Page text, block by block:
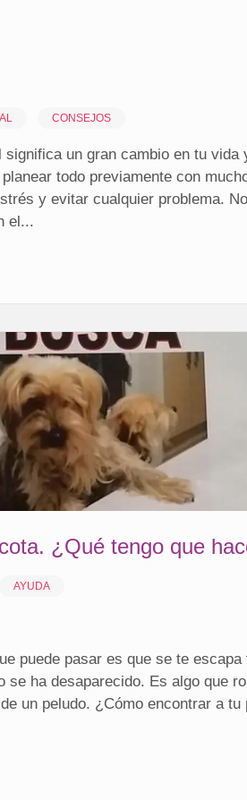
CONSEJOS
significa un gran cambio en tu vida
todo previamente con
y evitar cualquier problema.
el...
¿Qué tengo que
AYUDA
puede pasar es que se te escapa
se ha desaparecido. Es algo que
un peludo. ¿Cómo encontrar a tu